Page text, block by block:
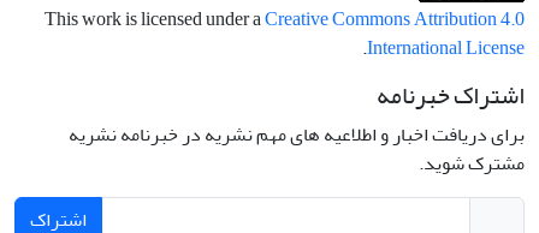
This work is licensed under aCreative Commons Attribution 4.0
International License
.
اشتراک خبرنامه
برای دریافت اخبار و اطلاعیه های مهم نشریه در خبرنامه نشریه
مشترک شوید.
اشتراک